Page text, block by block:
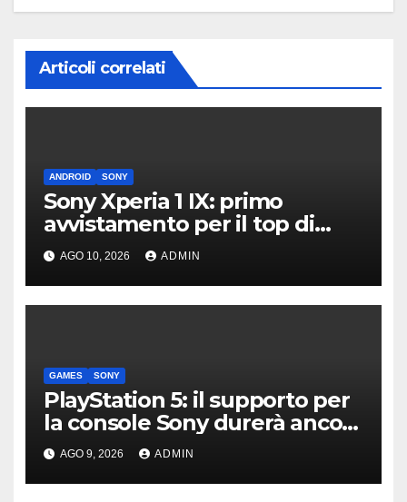
Articoli correlati
ANDROID SONY
Sony Xperia 1 IX: primo
avvistamento per il top di
gamma del 2027
AGO 10, 2026 ADMIN
GAMES SONY
PlayStation 5: il supporto per
la console Sony durerà ancora
diversi anni?
AGO 9, 2026 ADMIN